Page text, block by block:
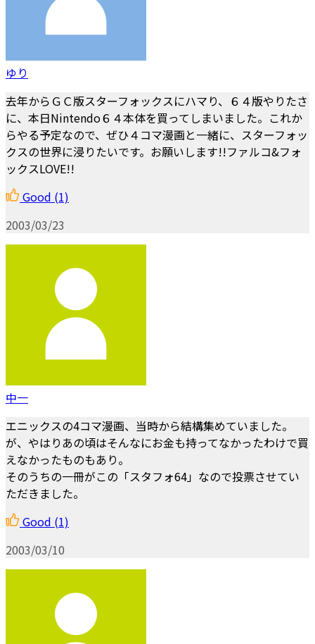
ゆり
去年からＧＣ版スターフォックスにハマり、６４版やりたさ
に、本日Nintendo６４本体を買ってしまいました。これか
らやる予定なので、ぜひ４コマ漫画と一緒に、スターフォッ
クスの世界に浸りたいです。お願いします!!ファルコ&フォ
ックスLOVE!!
Good (1)
2003/03/23
中一
エニックスの4コマ漫画、当時から結構集めていました。
が、やはりあの頃はそんなにお金も持ってなかったわけで買
えなかったものもあり。
そのうちの一冊がこの「スタフォ64」なので投票させてい
ただきました。
Good (1)
2003/03/10